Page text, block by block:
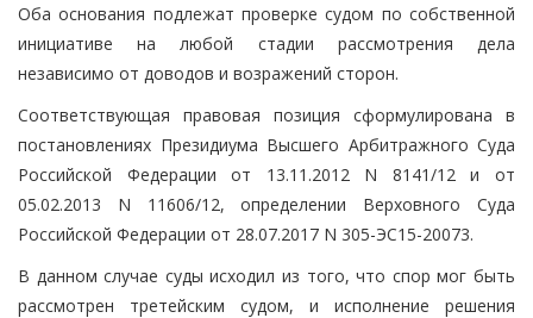
Оба основания подлежат проверке судом по собственной
инициативе на любой стадии рассмотрения дела
независимо от доводов и возражений сторон.
Соответствующая правовая позиция сформулирована в
постановлениях Президиума Высшего Арбитражного Суда
Российской Федерации от 13.11.2012 N 8141/12 и от
05.02.2013 N 11606/12, определении Верховного Суда
Российской Федерации от 28.07.2017 N 305-ЭС15-20073.
В данном случае суды исходил из того, что спор мог быть
рассмотрен третейским судом, и исполнение решения